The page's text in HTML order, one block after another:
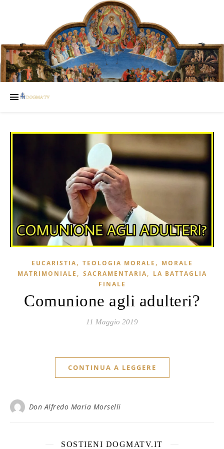
EUCARISTIA, TEOLOGIA MORALE , MORALE
MATRIMONIALE , SACRAMENTARIA, LA BATTAGLIA
FINALE
Comunione agli adulteri?
11 Maggio 2019
CONTINUA A LEGGERE
Don Alfredo Maria Morselli
SOSTIENI DOGMATV.IT